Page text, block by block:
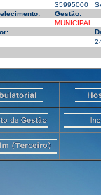
35995000
Gestão:
MUNICIPAL